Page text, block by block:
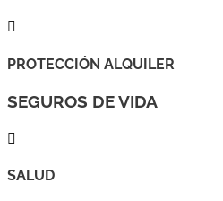

PROTECCIÓN ALQUILER
SEGUROS DE VIDA

SALUD